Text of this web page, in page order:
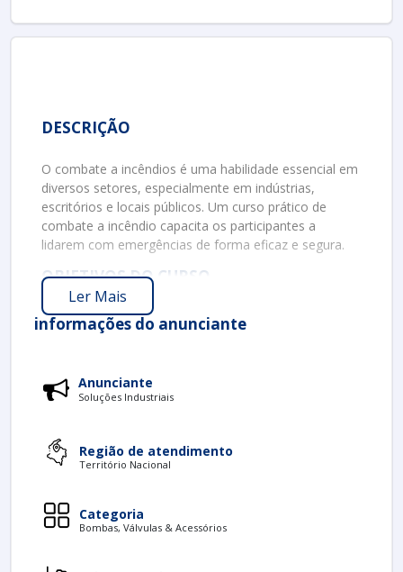
DESCRIÇÃO
O combate a incêndios é uma habilidade essencial em
diversos setores, especialmente em indústrias,
escritórios e locais públicos. Um curso prático de
combate a incêndio capacita os participantes a
lidarem com emergências de forma eficaz e segura.
OBJETIVOS DO CURSO
Os objetivos principais deste curso incluem:
Reconhecimento de Perigos
Uso de Equipamentos
corretamente equipamentos de combate a
habilidades para controlar e extinguir incêndios.
Práticas de Evacuação
situação de emergência.
CONTEÚDO PROGRAMÁTICO
O curso é dividido em diferentes módulos, cada um
Ler Mais
informações do anunciante
Anunciante
Soluções Industriais
Região de atendimento
Território Nacional
Categoria
Bombas, Válvulas & Acessórios